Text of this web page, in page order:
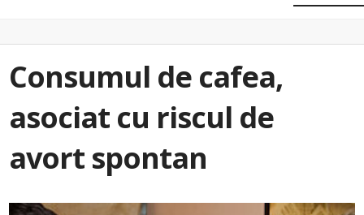
Consumul de cafea,
asociat cu riscul de
avort spontan